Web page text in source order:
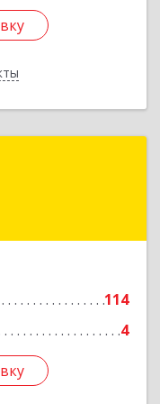
114
4
Анапский р-н,